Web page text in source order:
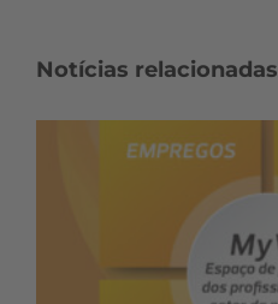
Notícias relacionadas